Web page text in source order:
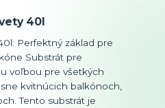
40l
Perfektný základ pre
Substrát pre
voľbou pre všetkých
kvitnúcich balkónoch,
Tento substrát je